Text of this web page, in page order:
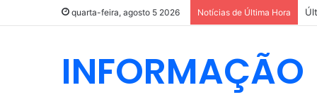
quarta-feira, agosto 5 2026 Notícias de Última Hora
INFORMAÇÃO